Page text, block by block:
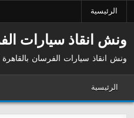
الرئيسية
ونش انقاذ سيارات الفرسان
ونش انقاذ سيارات الفرسان بالقاهرة
الرئيسية